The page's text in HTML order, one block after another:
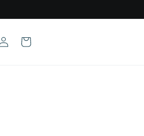
Carrinho